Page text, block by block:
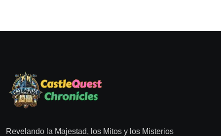
Revelando la Majestad, los Mitos y los Misterios